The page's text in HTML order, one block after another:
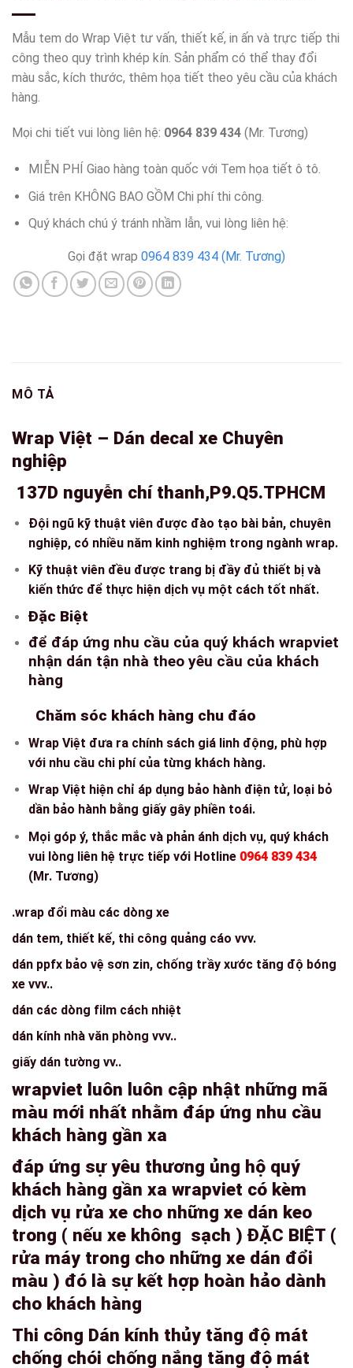
riêng tư bên trong wrapviet nhận thi công
trên mọi miền tổ quốc-wv454
Mẫu tem do Wrap Việt tư vấn, thiết kế, in ấn và trực tiếp thi
công theo quy trình khép kín. Sản phẩm có thể thay đổi
màu sắc, kích thước, thêm họa tiết theo yêu cầu của khách
hàng.
Mọi chi tiết vui lòng liên hệ: 0964 839 434 (Mr. Tương)
MIỄN PHÍ Giao hàng toàn quốc với Tem họa tiết ô tô.
Giá trên KHÔNG BAO GỒM Chi phí thi công.
Quý khách chú ý tránh nhầm lẫn, vui lòng liên hệ:
Gọi đặt wrap 0964 839 434 (Mr. Tương)
MÔ TẢ
Wrap Việt – Dán decal xe Chuyên
nghiệp
137D nguyễn chí thanh,P9.Q5.TPHCM
Đội ngũ kỹ thuật viên được đào tạo bài bản, chuyên
nghiệp, có nhiều năm kinh nghiệm trong ngành wrap.
Kỹ thuật viên đều được trang bị đầy đủ thiết bị và
kiến thức để thực hiện dịch vụ một cách tốt nhất.
Đặc Biệt
để đáp ứng nhu cầu của quý khách wrapviet
nhận dán tận nhà theo yêu cầu của khách
hàng
Chăm sóc khách hàng chu đáo
Wrap Việt đưa ra chính sách giá linh động, phù hợp
với nhu cầu chi phí của từng khách hàng.
Wrap Việt hiện chỉ áp dụng bảo hành điện tử, loại bỏ
dần bảo hành bằng giấy gây phiền toái.
Mọi góp ý, thắc mắc và phản ánh dịch vụ, quý khách
vui lòng liên hệ trực tiếp với Hotline 0964 839 434
(Mr. Tương)
.wrap đổi màu các dòng xe
dán tem, thiết kế, thi công quảng cáo vvv.
dán ppfx bảo vệ sơn zin, chống trầy xước tăng độ bóng
xe vvv..
dán các dòng film cách nhiệt
dán kính nhà văn phòng vvv..
giấy dán tường vv..
wrapviet luôn luôn cập nhật những mã
màu mới nhất nhằm đáp ứng nhu cầu
khách hàng gần xa
đáp ứng sự yêu thương ủng hộ quý
khách hàng gần xa wrapviet có kèm
dịch vụ rửa xe cho những xe dán keo
trong ( nếu xe không sạch ) ĐẶC BIỆT (
rửa máy trong cho những xe dán đổi
màu ) đó là sự kết hợp hoàn hảo dành
cho khách hàng
Thi công Dán kính thủy tăng độ mát
chống chói chống nắng tăng độ mát